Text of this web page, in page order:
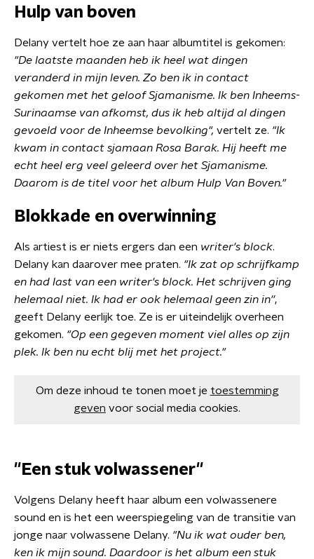
Hulp van boven
Delany vertelt hoe ze aan haar albumtitel is gekomen:
"De laatste maanden heb ik heel wat dingen
veranderd in mijn leven. Zo ben ik in contact
gekomen met het geloof Sjamanisme. Ik ben Inheems-
Surinaamse van afkomst, dus ik heb altijd al dingen
gevoeld voor de Inheemse bevolking", vertelt ze. "Ik
kwam in contact sjamaan Rosa Barak. Hij heeft me
echt heel erg veel geleerd over het Sjamanisme.
Daarom is de titel voor het album Hulp Van Boven."
Blokkade en overwinning
Als artiest is er niets ergers dan een writer's block.
Delany kan daarover mee praten. "Ik zat op schrijfkamp
en had last van een writer's block. Het schrijven ging
helemaal niet. Ik had er ook helemaal geen zin in'',
geeft Delany eerlijk toe. Ze is er uiteindelijk overheen
gekomen. "Op een gegeven moment viel alles op zijn
plek. Ik ben nu echt blij met het project."
Om deze inhoud te tonen moet je toestemming
geven voor social media cookies.
''Een stuk volwassener''
Volgens Delany heeft haar album een volwassenere
sound en is het een weerspiegeling van de transitie van
jonge naar volwassene Delany. "Nu ik wat ouder ben,
ken ik mijn sound. Daardoor is het album een stuk